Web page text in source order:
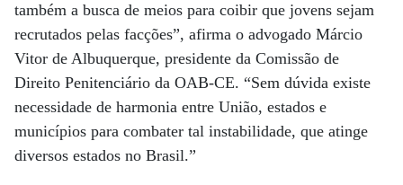
também a busca de meios para coibir que jovens sejam
recrutados pelas facções”, afirma o advogado Márcio
Vitor de Albuquerque, presidente da Comissão de
Direito Penitenciário da OAB-CE. “Sem dúvida existe
necessidade de harmonia entre União, estados e
municípios para combater tal instabilidade, que atinge
diversos estados no Brasil.”